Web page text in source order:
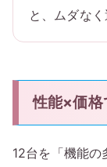
と、ムダなく
性能×価格
12台を「機能